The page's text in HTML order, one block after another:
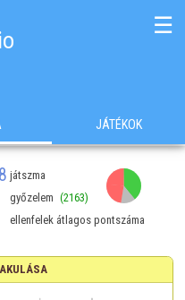
☰
JÁTÉKOK
játszma
győzelem (2163)
ellenfelek átlagos pontszáma